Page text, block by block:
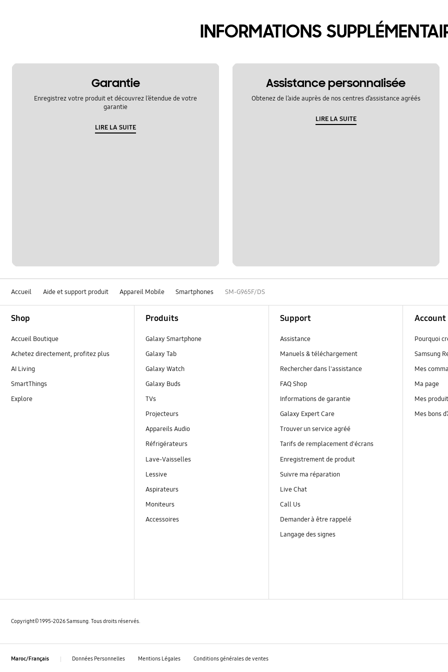
INFORMATIONS
Garantie
Enregistrez votre produit et découvrez l’étendue de votre
garantie
LIRE LA SUITE
Assistance personnalisée
Obtenez de l’aide auprès de nos centres d’assistance agréés
LIRE LA SUITE
Accueil Aide et support produit Appareil Mobile Smartphones SM-G965F/DS
Shop
Accueil Boutique
Achetez directement, profitez plus
AI Living
SmartThings
Explore
Produits
Galaxy Smartphone
Galaxy Tab
Galaxy Watch
Galaxy Buds
TVs
Projecteurs
Appareils Audio
Réfrigérateurs
Lave-Vaisselles
Lessive
Aspirateurs
Moniteurs
Accessoires
Support
Assistance
Manuels & téléchargement
Rechercher dans l'assistance
FAQ Shop
Informations de garantie
Galaxy Expert Care
Trouver un service agréé
Tarifs de remplacement d'écrans
Enregistrement de produit
Suivre ma réparation
Live Chat
Call Us
Demander à être rappelé
Langage des signes
Account
Pourquoi
Samsung
Mes
Ma page
Mes
Mes bons
Copyright© 1995-2026 Samsung. Tous droits réservés.
Maroc/Français Données Personnelles Mentions Légales Conditions générales de ventes